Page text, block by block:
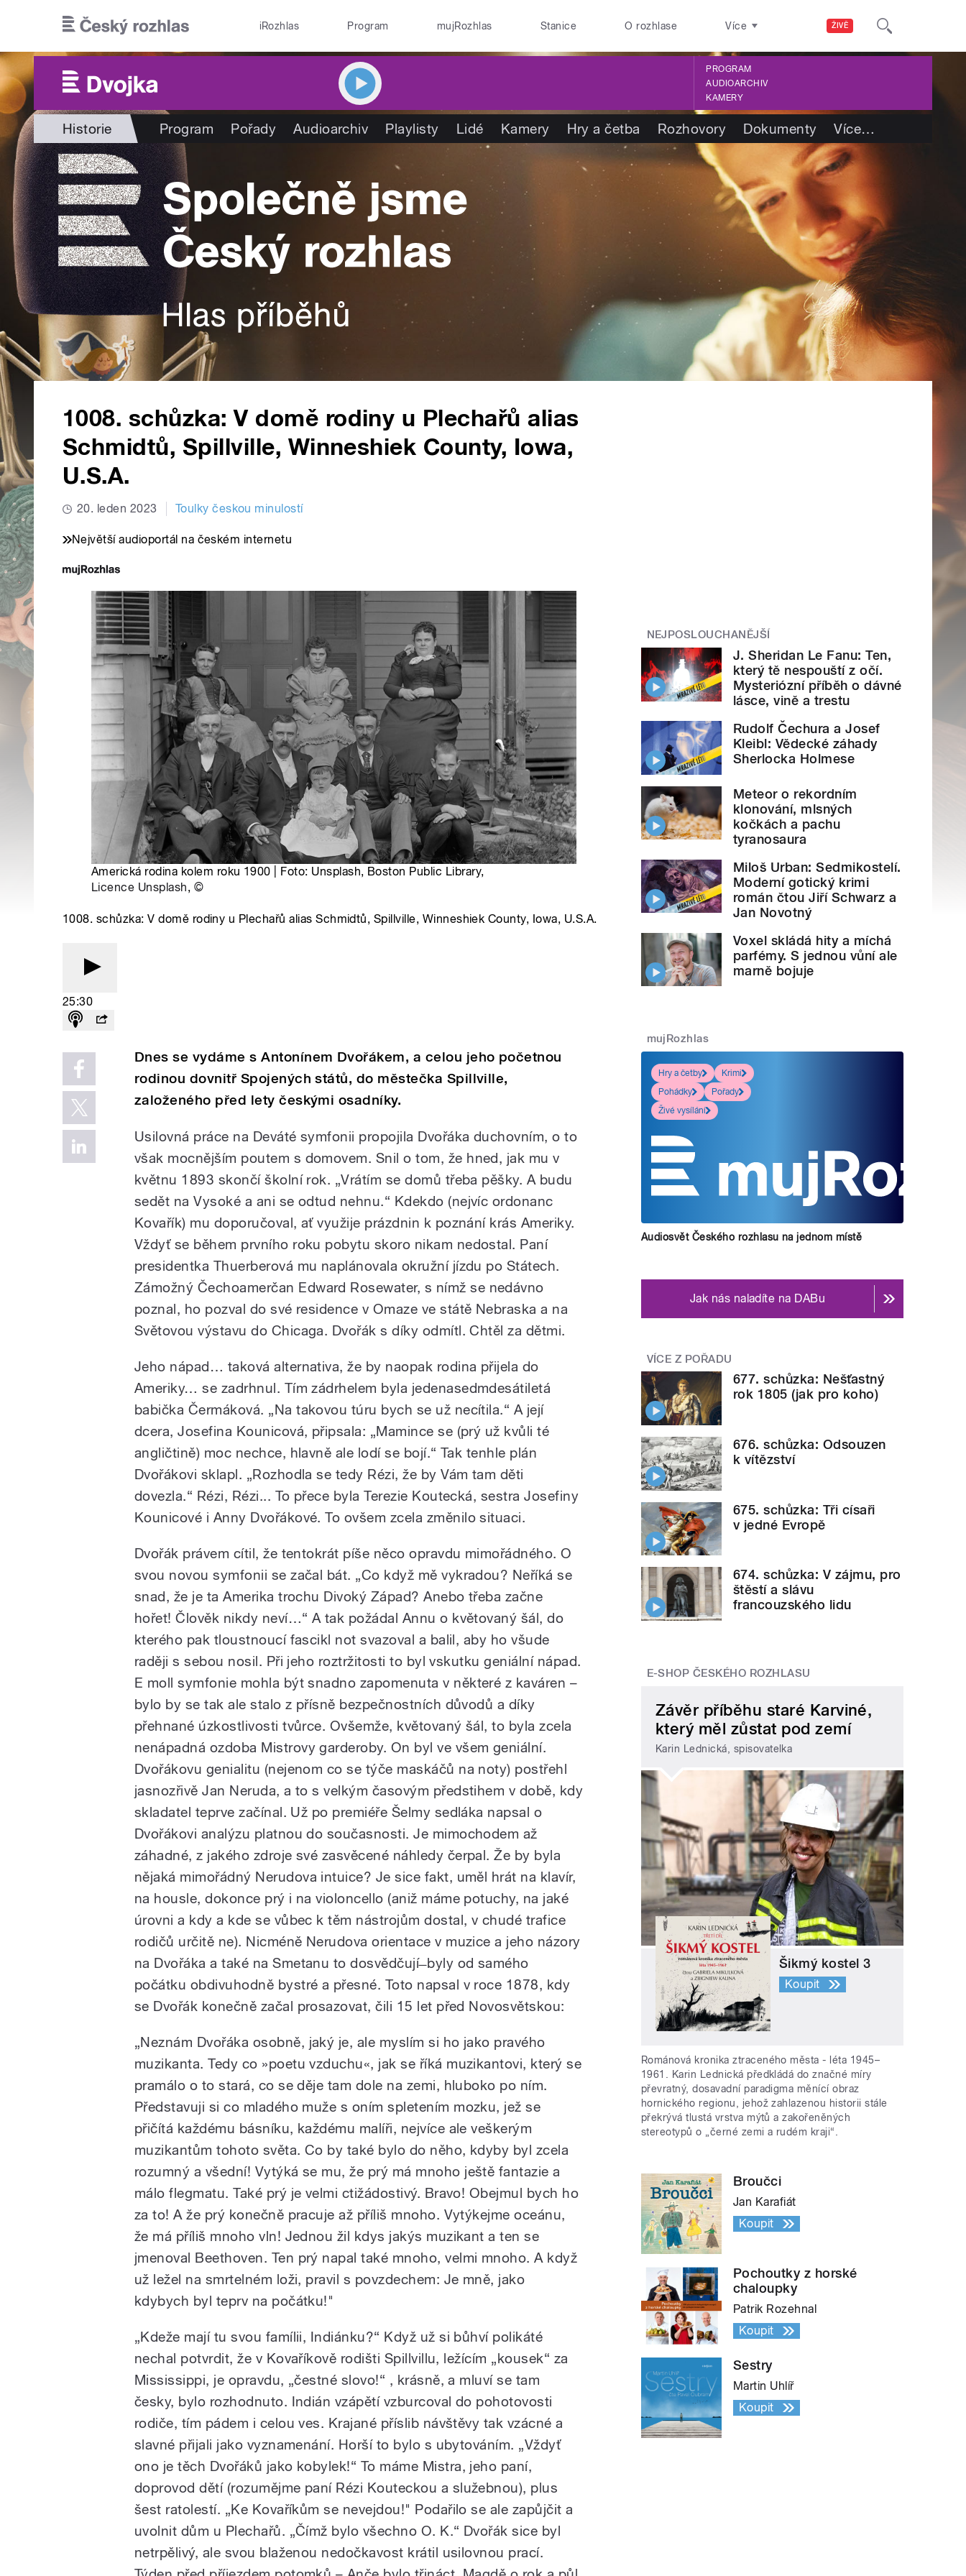
ŽIVĚ
iRozhlas Program mujRozhlas Stanice O rozhlase Více
PROGRAM
AUDIOARCHIV
KAMERY
Historie Program Pořady Audioarchiv Playlisty Lidé Kamery Hry a četba Rozhovory Dokumenty Více…
1008. schůzka: V domě rodiny u Plechařů alias
Schmidtů, Spillville, Winneshiek County, Iowa,
U.S.A.
20. leden 2023 Toulky českou minulostí
Největší audioportál na českém internetu
Americká rodina kolem roku 1900 | Foto: Unsplash, Boston Public Library,
Licence Unsplash, ©
1008. schůzka: V domě rodiny u Plechařů alias Schmidtů, Spillville, Winneshiek County, Iowa, U.S.A.
25:30
Dnes se vydáme s Antonínem Dvořákem, a celou jeho početnou
rodinou dovnitř Spojených států, do městečka Spillville,
založeného před lety českými osadníky.
Usilovná práce na Deváté symfonii propojila Dvořáka duchovním, o to
však mocnějším poutem s domovem. Snil o tom, že hned, jak mu v
květnu 1893 skončí školní rok. „Vrátím se domů třeba pěšky. A budu
sedět na Vysoké a ani se odtud nehnu.“ Kdekdo (nejvíc ordonanc
Kovařík) mu doporučoval, ať využije prázdnin k poznání krás Ameriky.
Vždyť se během prvního roku pobytu skoro nikam nedostal. Paní
presidentka Thuerberová mu naplánovala okružní jízdu po Státech.
Zámožný Čechoamerčan Edward Rosewater, s nímž se nedávno
poznal, ho pozval do své residence v Omaze ve státě Nebraska a na
Světovou výstavu do Chicaga. Dvořák s díky odmítl. Chtěl za dětmi.
Jeho nápad… taková alternativa, že by naopak rodina přijela do
Ameriky… se zadrhnul. Tím zádrhelem byla jedenasedmdesátiletá
babička Čermáková. „Na takovou túru bych se už necítila.“ A její
dcera, Josefina Kounicová, připsala: „Mamince se (prý už kvůli té
angličtině) moc nechce, hlavně ale lodí se bojí.“ Tak tenhle plán
Dvořákovi sklapl. „Rozhodla se tedy Rézi, že by Vám tam děti
dovezla.“ Rézi, Rézi... To přece byla Terezie Koutecká, sestra Josefiny
Kounicové i Anny Dvořákové. To ovšem zcela změnilo situaci.
Dvořák právem cítil, že tentokrát píše něco opravdu mimořádného. O
svou novou symfonii se začal bát. „Co když mě vykradou? Neříká se
snad, že je ta Amerika trochu Divoký Západ? Anebo třeba začne
hořet! Člověk nikdy neví…“ A tak požádal Annu o květovaný šál, do
kterého pak tloustnoucí fascikl not svazoval a balil, aby ho všude
raději s sebou nosil. Při jeho roztržitosti to byl vskutku geniální nápad.
E moll symfonie mohla být snadno zapomenuta v některé z kaváren –
bylo by se tak ale stalo z přísně bezpečnostních důvodů a díky
přehnané úzkostlivosti tvůrce. Ovšemže, květovaný šál, to byla zcela
nenápadná ozdoba Mistrovy garderoby. On byl ve všem geniální.
Dvořákovu genialitu (nejenom co se týče maskáčů na noty) postřehl
jasnozřivě Jan Neruda, a to s velkým časovým předstihem v době, kdy
skladatel teprve začínal. Už po premiéře Šelmy sedláka napsal o
Dvořákovi analýzu platnou do současnosti. Je mimochodem až
záhadné, z jakého zdroje své zasvěcené náhledy čerpal. Že by byla
nějaká mimořádný Nerudova intuice? Je sice fakt, uměl hrát na klavír,
na housle, dokonce prý i na violoncello (aniž máme potuchy, na jaké
úrovni a kdy a kde se vůbec k těm nástrojům dostal, v chudé trafice
rodičů určitě ne). Nicméně Nerudova orientace v muzice a jeho názory
na Dvořáka a také na Smetanu to dosvědčují ̶ byly od samého
počátku obdivuhodně bystré a přesné. Toto napsal v roce 1878, kdy
se Dvořák konečně začal prosazovat, čili 15 let před Novosvětskou:
„Neznám Dvořáka osobně, jaký je, ale myslím si ho jako pravého
muzikanta. Tedy co »poetu vzduchu«, jak se říká muzikantovi, který se
pramálo o to stará, co se děje tam dole na zemi, hluboko po ním.
Představuji si co mladého muže s oním spletením mozku, jež se
přičítá každému básníku, každému malíři, nejvíce ale veškerým
muzikantům tohoto světa. Co by také bylo do něho, kdyby byl zcela
rozumný a všední! Vytýká se mu, že prý má mnoho ještě fantazie a
málo flegmatu. Také prý je velmi ctižádostivý. Bravo! Obejmul bych ho
za to! A že prý konečně pracuje až příliš mnoho. Vytýkejme oceánu,
že má příliš mnoho vln! Jednou žil kdys jakýs muzikant a ten se
jmenoval Beethoven. Ten prý napal také mnoho, velmi mnoho. A když
už ležel na smrtelném loži, pravil s povzdechem: Je mně, jako
kdybych byl teprv na počátku!"
„Kdeže mají tu svou famílii, Indiánku?“ Když už si bůhví polikáté
nechal potvrdit, že v Kovaříkově rodišti Spillvillu, ležícím „kousek“ za
Mississippi, je opravdu, „čestné slovo!“ , krásně, a mluví se tam
česky, bylo rozhodnuto. Indián vzápětí vzburcoval do pohotovosti
rodiče, tím pádem i celou ves. Krajané příslib návštěvy tak vzácné a
slavné přijali jako vyznamenání. Horší to bylo s ubytováním. „Vždyť
ono je těch Dvořáků jako kobylek!“ To máme Mistra, jeho paní,
doprovod dětí (rozumějme paní Rézi Kouteckou a služebnou), plus
šest ratolestí. „Ke Kovaříkům se nevejdou!" Podařilo se ale zapůjčit a
uvolnit dům u Plechařů. „Čímž bylo všechno O. K.“ Dvořák sice byl
netrpělivý, ale svou blaženou nedočkavost krátil usilovnou prací.
NEJPOSLOUCHANĚJŠÍ
J. Sheridan Le Fanu: Ten,
který tě nespouští z očí.
Mysteriózní příběh o dávné
lásce, vině a trestu
Rudolf Čechura a Josef
Kleibl: Vědecké záhady
Sherlocka Holmese
Meteor o rekordním
klonování, mlsných
kočkách a pachu
tyranosaura
Miloš Urban: Sedmikostelí.
Moderní gotický krimi
román čtou Jiří Schwarz a
Jan Novotný
Voxel skládá hity a míchá
parfémy. S jednou vůní ale
marně bojuje
mujRozhlas
Hry a četby
Krimi
Pohádky
Pořady
Živé vysílání
Audiosvět Českého rozhlasu na jednom místě
Jak nás naladíte na DABu
VÍCE Z POŘADU
677. schůzka: Nešťastný
rok 1805 (jak pro koho)
676. schůzka: Odsouzen
k vítězství
675. schůzka: Tři císaři
v jedné Evropě
674. schůzka: V zájmu, pro
štěstí a slávu
francouzského lidu
E-SHOP ČESKÉHO ROZHLASU
Závěr příběhu staré Karviné,
který měl zůstat pod zemí
Karin Lednická, spisovatelka
Šikmý kostel 3
Koupit
Románová kronika ztraceného města - léta 1945–
1961. Karin Lednická předkládá do značné míry
převratný, dosavadní paradigma měnící obraz
hornického regionu, jehož zahlazenou historii stále
překrývá tlustá vrstva mýtů a zakořeněných
stereotypů o „černé zemi a rudém kraji“.
Broučci
Jan Karafiát
Koupit
Pochoutky z horské
chaloupky
Patrik Rozehnal
Koupit
Sestry
Martin Uhlíř
Koupit